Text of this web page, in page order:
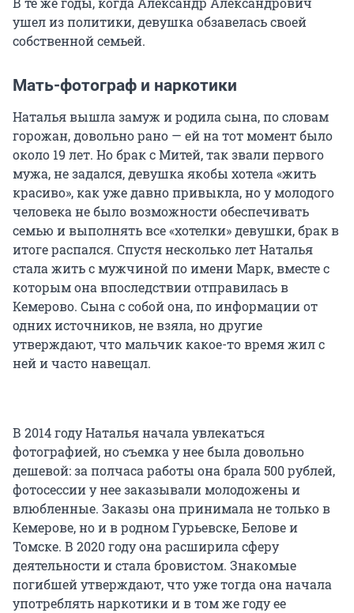
ушел из политики, девушка обзавелась своей
собственной семьей.
Мать-фотограф и наркотики
Наталья вышла замуж и родила сына, по словам
горожан, довольно рано — ей на тот момент было
около 19 лет. Но брак с Митей, так звали первого
мужа, не задался, девушка якобы хотела «жить
красиво», как уже давно привыкла, но у молодого
человека не было возможности обеспечивать
семью и выполнять все «хотелки» девушки, брак в
итоге распался. Спустя несколько лет Наталья
стала жить с мужчиной по имени Марк, вместе с
которым она впоследствии отправилась в
Кемерово. Сына с собой она, по информации от
одних источников, не взяла, но другие
утверждают, что мальчик какое-то время жил с
ней и часто навещал.
В 2014 году Наталья начала увлекаться
фотографией, но съемка у нее была довольно
дешевой: за полчаса работы она брала 500 рублей,
фотосессии у нее заказывали молодожены и
влюбленные. Заказы она принимала не только в
Кемерове, но и в родном Гурьевске, Белове и
Томске. В 2020 году она расширила сферу
деятельности и стала бровистом. Знакомые
погибшей утверждают, что уже тогда она начала
употреблять наркотики и в том же году ее